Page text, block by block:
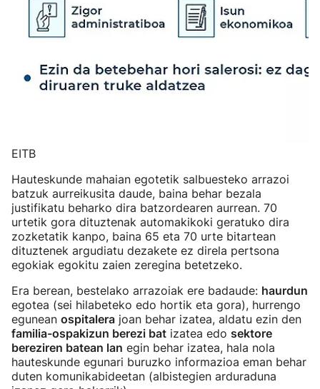
EITB
Hauteskunde mahaian egotetik salbuesteko arrazoi
batzuk aurreikusita daude, baina behar bezala
justifikatu beharko dira batzordearen aurrean. 70
urtetik gora dituztenak automakikoki geratuko dira
zozketatik kanpo, baina 65 eta 70 urte bitartean
dituztenek argudiatu dezakete ez direla pertsona
egokiak egokitu zaien zeregina betetzeko.
Era berean, bestelako arrazoiak ere badaude: haurdun
egotea (sei hilabeteko edo hortik eta gora), hurrengo
egunean ospitalera joan behar izatea, aldatu ezin den
familia-ospakizun berezi bat izatea edo sektore
bereziren batean lan egin behar izatea, hala nola
hauteskunde egunari buruzko informazioa eman behar
duten komunikabideetan (albistegien arduraduna